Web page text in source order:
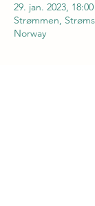
29. jan. 2023,
Strømmen,
Norway